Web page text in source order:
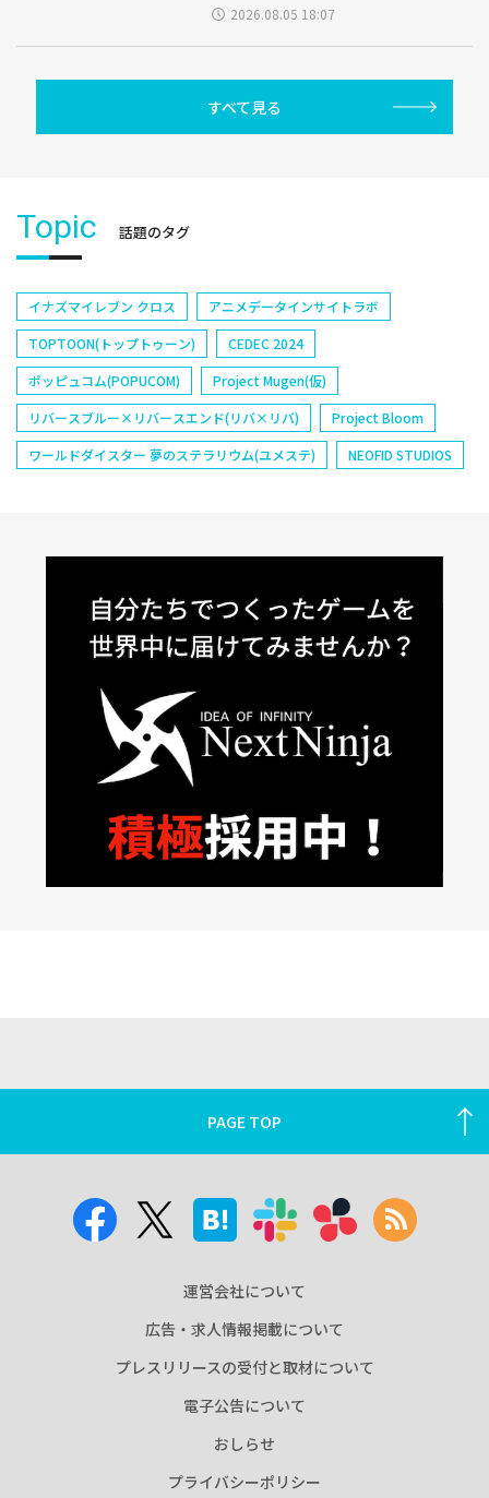
2026.08.05 18:07
すべて見る
Topic 話題のタグ
イナズマイレブン クロス
アニメデータインサイトラボ
TOPTOON(トップトゥーン)
CEDEC 2024
ポッピュコム(POPUCOM)
Project Mugen(仮)
リバースブルー×リバースエンド(リバ×リバ)
Project Bloom
ワールドダイスター 夢のステラリウム(ユメステ)
NEOFID STUDIOS
PAGE TOP
運営会社について
広告・求人情報掲載について
プレスリリースの受付と取材について
電子公告について
おしらせ
プライバシーポリシー